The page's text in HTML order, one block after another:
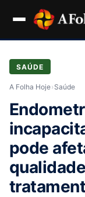
SAÚDE
A Folha Hoje› Saúde
pode